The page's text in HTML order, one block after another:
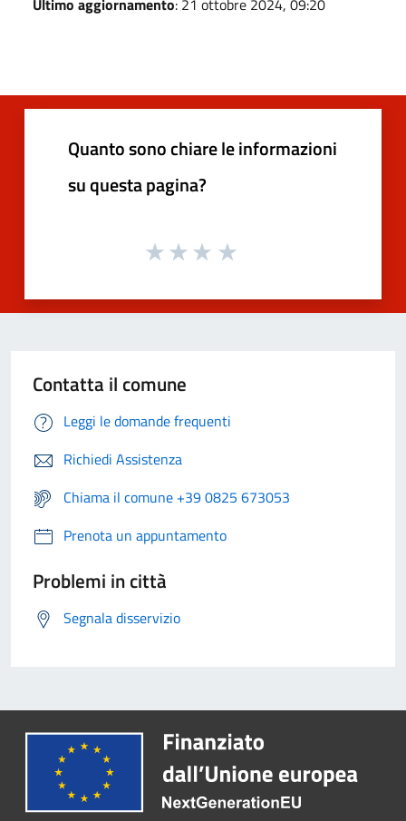
Quanto sono chiare le informazioni
su questa pagina?
Contatta il comune
Leggi le domande frequenti
Richiedi Assistenza
Chiama il comune +39 0825 673053
Prenota un appuntamento
Problemi in città
Segnala disservizio